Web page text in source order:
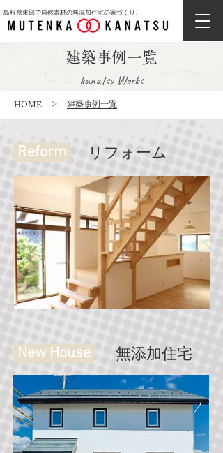
島根県東部で自然素材の無添加住宅の家づくり。
建築事例一覧
kanatsu Works
HOME ＞ 建築事例一覧
Reform リフォーム
New House 無添加住宅